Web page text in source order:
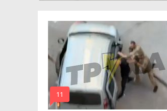
mode_comment
11